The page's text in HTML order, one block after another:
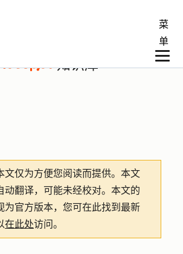
菜
单
知识库
文仅为方便您阅读而提供。 本文
动翻译，可能未经校对。本文的
为官方版本，您可在此找到最新
在此处访问。